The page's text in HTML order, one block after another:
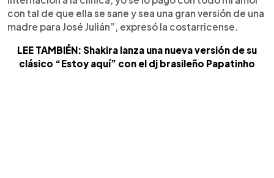
con tal de que ella se sane y sea una gran versión de una
madre para José Julián”, expresó la costarricense.
LEE TAMBIÉN: Shakira lanza una nueva versión de su
clásico “Estoy aquí” con el dj brasileño Papatinho